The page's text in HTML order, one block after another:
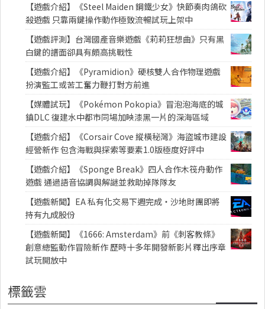
【遊戲介紹】《Steel Maiden 鋼鐵少女》快節奏肉鴿砍
殺遊戲 只靠兩鍵操作動作極致流暢試玩上架中
【遊戲評測】台灣國產音樂遊戲《莉莉狂想曲》只有黑
白鍵的譜面卻具有頗高挑戰性
【遊戲介紹】《Pyramidion》硬核雙人合作物理遊戲
扮演監工或苦工奮力鞭打對方前進
【媒體試玩】《Pokémon Pokopia》冒泡泡海底的城
鎮DLC 復建水中都市同場加映漆黑一片的深海區域
【遊戲介紹】《Corsair Cove 縱橫秘灣》海盜城市建設
經營新作 包含海戰與探索等要素1.0版極度好評中
【遊戲介紹】《Sponge Break》四人合作木筏舟動作
遊戲 通過語音協調與解謎並救助掉隊隊友
【遊戲新聞】EA 私有化交易下週完成・沙地財團即將
持有九成股份
【遊戲新聞】《1666: Amsterdam》前《刺客教條》
創意總監動作冒險新作 歷時十多年開發新影片釋出序章
試玩開放中
標籤雲